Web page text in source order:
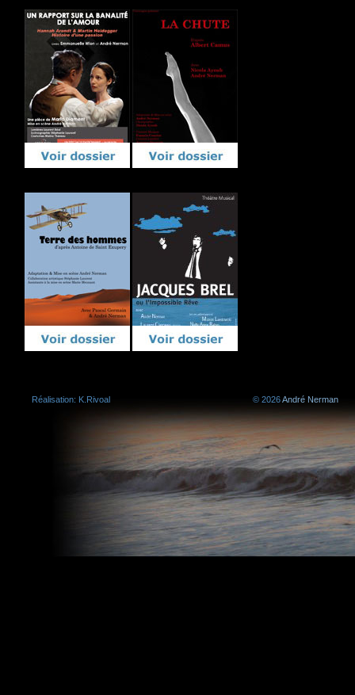
Réalisation: K.Rivoal © 2026André Nerman